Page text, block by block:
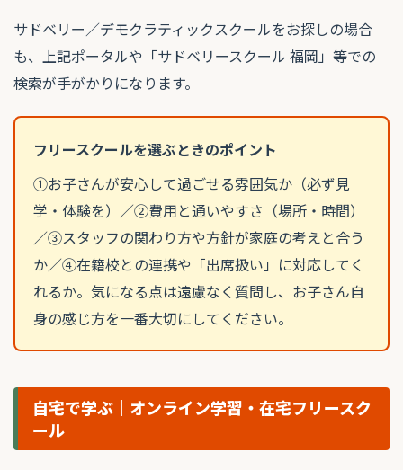
サドベリー／デモクラティックスクールをお探しの場合
も、上記ポータルや「サドベリースクール 福岡」等での
検索が手がかりになります。
フリースクールを選ぶときのポイント
①お子さんが安心して過ごせる雰囲気か（必ず見
学・体験を）／②費用と通いやすさ（場所・時間）
／③スタッフの関わり方や方針が家庭の考えと合う
か／④在籍校との連携や「出席扱い」に対応してく
れるか。気になる点は遠慮なく質問し、お子さん自
身の感じ方を一番大切にしてください。
自宅で学ぶ｜オンライン学習・在宅フリースク
ール